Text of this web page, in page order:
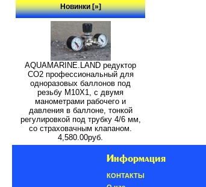
Новинки [»]
AQUAMARINE.LAND редуктор
СО2 профессиональный для
одноразовых баллонов под
резьбу M10X1, с двумя
манометрами рабочего и
давления в баллоне, тонкой
регулировкой под трубку 4/6 мм,
со страховачным клапаном.
4,580.00руб.
Информация
КОНТАКТЫ